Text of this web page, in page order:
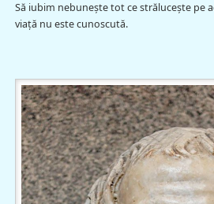
Să iubim nebuneşte tot ce străluceşte pe
viaţă nu este cunoscută.